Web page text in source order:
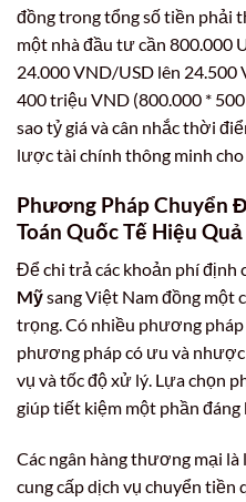
đồng trong tổng số tiền phải
một nhà đầu tư cần 800.000
24.000 VND/USD lên 24.500
400 triệu VND (800.000 *
sao tỷ giá và cân nhắc thời
lược tài chính thông minh
Phương Pháp Chuyển
Toán Quốc Tế Hiệu Quả
Để chi trả các khoản phí định
Mỹsang Việt Nam đồng một
trọng. Có nhiều phương
phương pháp có ưu và
vụ và tốc độ xử lý. Lựa chọn
giúp tiết kiệm một phần đáng
Các ngân hàng thương mại
cung cấp dịch vụ chuyển